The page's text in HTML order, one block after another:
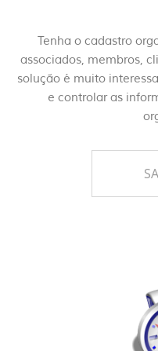
Tenha o cadastro
associados, membros,
solução é muito
e controlar as